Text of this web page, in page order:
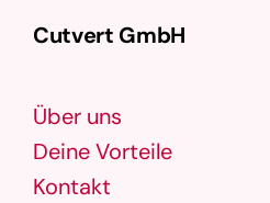
Cutvert GmbH
Über uns
Deine Vorteile
Kontakt